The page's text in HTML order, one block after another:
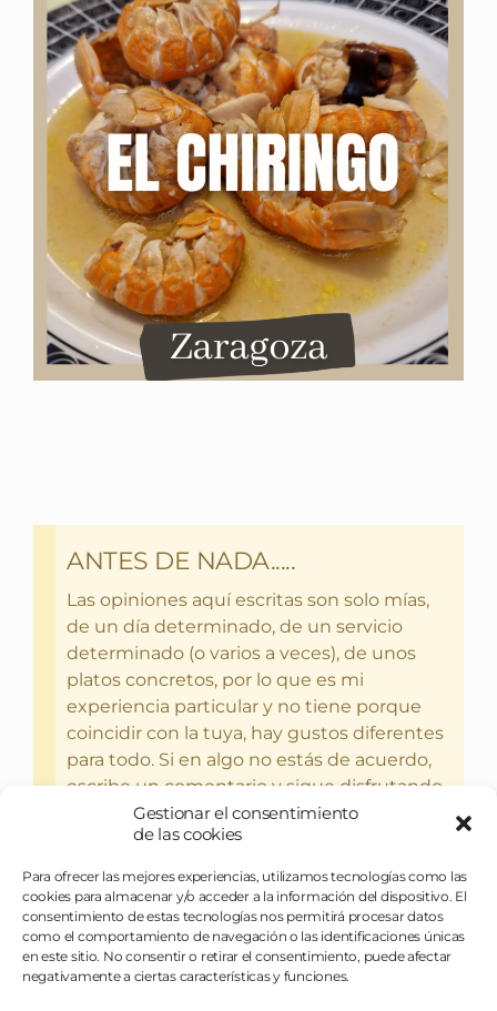
Gestionar el consentimiento
de las cookies
Para ofrecer las mejores experiencias, utilizamos tecnologías como las
cookies para almacenar y/o acceder a la información del dispositivo. El
consentimiento de estas tecnologías nos permitirá procesar datos
como el comportamiento de navegación o las identificaciones únicas
en este sitio. No consentir o retirar el consentimiento, puede afectar
negativamente a ciertas características y funciones.
ANTES DE NADA.....
Las opiniones aquí escritas son solo mías,
de un día determinado, de un servicio
determinado (o varios a veces), de unos
platos concretos, por lo que es mi
experiencia particular y no tiene porque
coincidir con la tuya, hay gustos diferentes
para todo. Si en algo no estás de acuerdo,
escribe un comentario y sigue disfrutando
del bebercio y el glotoneo.